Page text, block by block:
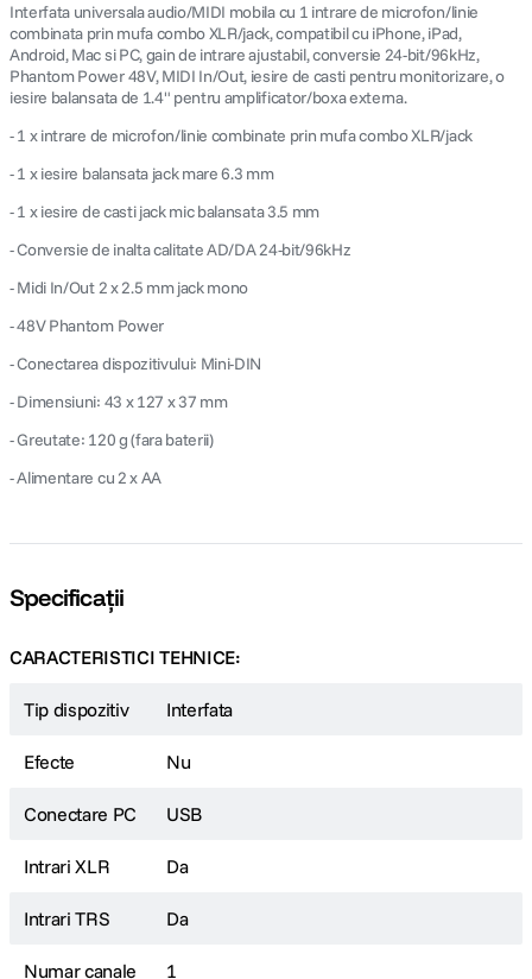
Interfata universala audio/MIDI mobila cu 1 intrare de microfon/linie
combinata prin mufa combo XLR/jack, compatibil cu iPhone, iPad,
Android, Mac si PC, gain de intrare ajustabil, conversie 24-bit/96kHz,
Phantom Power 48V, MIDI In/Out, iesire de casti pentru monitorizare, o
iesire balansata de 1.4" pentru amplificator/boxa externa.
- 1 x intrare de microfon/linie combinate prin mufa combo XLR/jack
- 1 x iesire balansata jack mare 6.3 mm
- 1 x iesire de casti jack mic balansata 3.5 mm
- Conversie de inalta calitate AD/DA 24-bit/96kHz
- Midi In/Out 2 x 2.5 mm jack mono
- 48V Phantom Power
- Conectarea dispozitivului: Mini-DIN
- Dimensiuni: 43 x 127 x 37 mm
- Greutate: 120 g (fara baterii)
- Alimentare cu 2 x AA
Specificații
CARACTERISTICI TEHNICE:
Tip dispozitiv Interfata
Efecte Nu
Conectare PC USB
Intrari XLR Da
Intrari TRS Da
Numar canale 1